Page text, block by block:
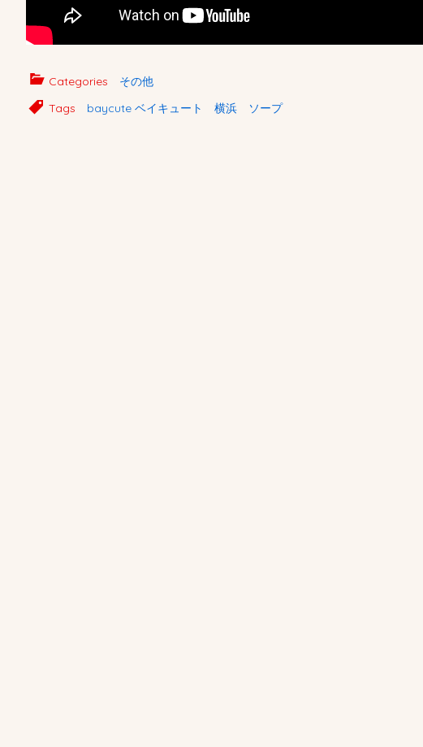
Categories
その他
Tags
baycute ベイキュート 横浜 ソープ